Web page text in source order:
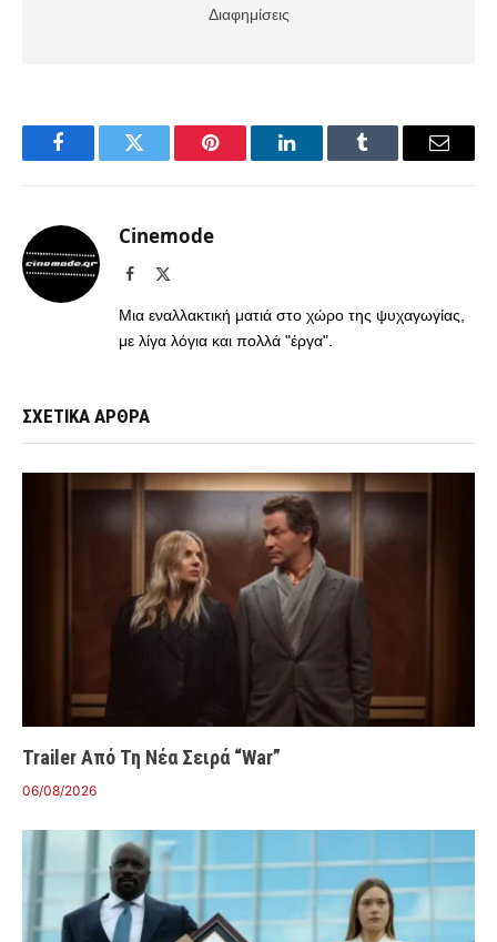
Διαφημίσεις
FacebookTwitter Pinterest LinkedInTumblr Email
Cinemode
Facebook
Μια εναλλακτική ματιά στο χώρο της ψυχαγωγίας,
με λίγα λόγια και πολλά "έργα".
ΣΧΕΤΙΚΑ ΑΡΘΡΑ
Trailer Από Τη Νέα Σειρά “War”
06/08/2026